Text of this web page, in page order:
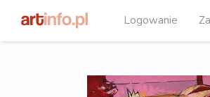
Logowanie